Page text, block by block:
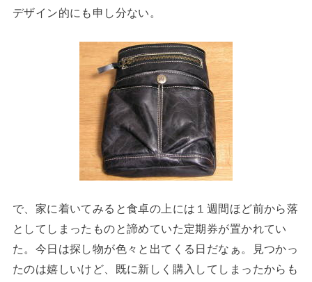
デザイン的にも申し分ない。
で、家に着いてみると食卓の上には１週間ほど前から落
としてしまったものと諦めていた定期券が置かれてい
た。今日は探し物が色々と出てくる日だなぁ。見つかっ
たのは嬉しいけど、既に新しく購入してしまったからも